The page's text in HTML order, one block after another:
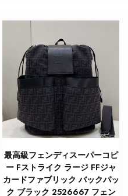
最高級フェンディスーパーコピ
ー Fストライク ラージ FFジャ
カードファブリック バックパッ
ク ブラック 2526667 フェン